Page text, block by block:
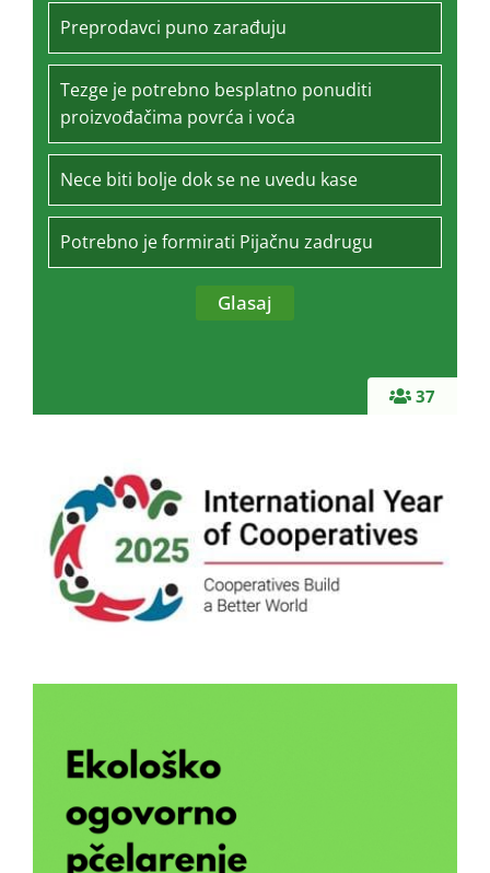
37
Preprodavci puno zarađuju
Tezge je potrebno besplatno ponuditi
proizvođačima povrća i voća
Nece biti bolje dok se ne uvedu kase
Potrebno je formirati Pijačnu zadrugu